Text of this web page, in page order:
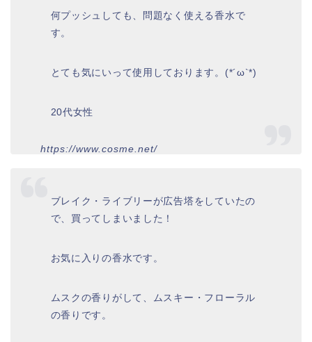
何プッシュしても、問題なく使える香水で
す。
とても気にいって使用しております。(*´ω`*)
20代女性
https://www.cosme.net/
ブレイク・ライブリーが広告塔をしていたの
で、買ってしまいました！
お気に入りの香水です。
ムスクの香りがして、ムスキー・フローラル
の香りです。